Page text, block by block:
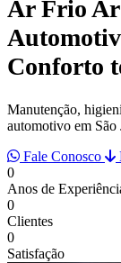
Ar Frio
Conforto
Manutenção,
automotivo em São
Fale Conosco
0
Anos de
0
Clientes
0
Satisfação